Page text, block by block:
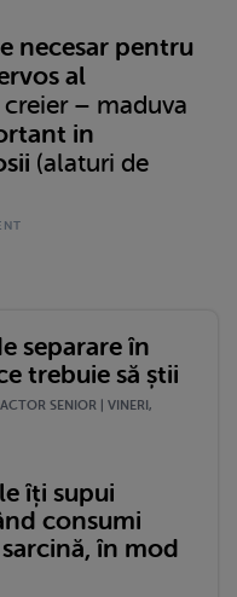
necesar pentru
al
– maduva
in
(alaturi de
separare în
trebuie să știi
SENIOR | VINERI,
îți supui
consumi
în mod